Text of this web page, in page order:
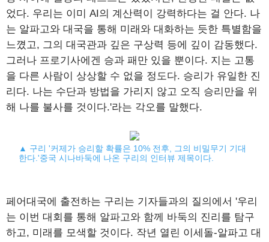
었다. 우리는 이미 AI의 계산력이 강력하다는 걸 안다. 나
는 알파고와 대국을 통해 미래와 대화하는 듯한 특별함을
느꼈고, 그의 대국관과 깊은 구상력 등에 깊이 감동했다.
그러나 프로기사에겐 승과 패만 있을 뿐이다. 지는 고통
을 다른 사람이 상상할 수 없을 정도다. 승리가 유일한 진
리다. 나는 수단과 방법을 가리지 않고 오직 승리만을 위
해 나를 불사를 것이다.'라는 각오를 말했다.
▲ 구리 '커제가 승리할 확률은 10% 전후, 그의 비밀무기 기대
한다.'중국 시나바둑에 나온 구리의 인터뷰 제목이다.
페어대국에 출전하는 구리는 기자들과의 질의에서 '우리
는 이번 대회를 통해 알파고와 함께 바둑의 진리를 탐구
하고, 미래를 모색할 것이다. 작년 열린 이세돌-알파고 대